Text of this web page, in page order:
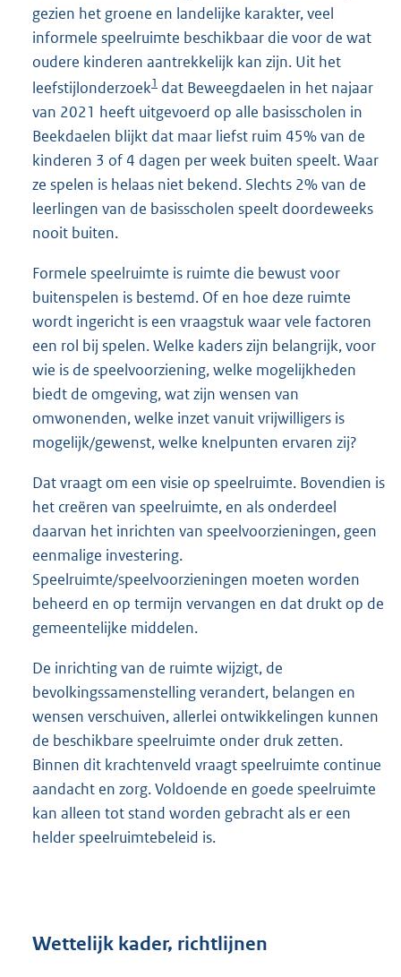
gezien het groene en landelijke karakter, veel
informele speelruimte beschikbaar die voor de wat
oudere kinderen aantrekkelijk kan zijn. Uit het
leefstijlonderzoek1 dat Beweegdaelen in het najaar
van 2021 heeft uitgevoerd op alle basisscholen in
Beekdaelen blijkt dat maar liefst ruim 45% van de
kinderen 3 of 4 dagen per week buiten speelt. Waar
ze spelen is helaas niet bekend. Slechts 2% van de
leerlingen van de basisscholen speelt doordeweeks
nooit buiten.
Formele speelruimte is ruimte die bewust voor
buitenspelen is bestemd. Of en hoe deze ruimte
wordt ingericht is een vraagstuk waar vele factoren
een rol bij spelen. Welke kaders zijn belangrijk, voor
wie is de speelvoorziening, welke mogelijkheden
biedt de omgeving, wat zijn wensen van
omwonenden, welke inzet vanuit vrijwilligers is
mogelijk/gewenst, welke knelpunten ervaren zij?
Dat vraagt om een visie op speelruimte. Bovendien is
het creëren van speelruimte, en als onderdeel
daarvan het inrichten van speelvoorzieningen, geen
eenmalige investering.
Speelruimte/speelvoorzieningen moeten worden
beheerd en op termijn vervangen en dat drukt op de
gemeentelijke middelen.
De inrichting van de ruimte wijzigt, de
bevolkingssamenstelling verandert, belangen en
wensen verschuiven, allerlei ontwikkelingen kunnen
de beschikbare speelruimte onder druk zetten.
Binnen dit krachtenveld vraagt speelruimte continue
aandacht en zorg. Voldoende en goede speelruimte
kan alleen tot stand worden gebracht als er een
helder speelruimtebeleid is.
Wettelijk kader, richtlijnen